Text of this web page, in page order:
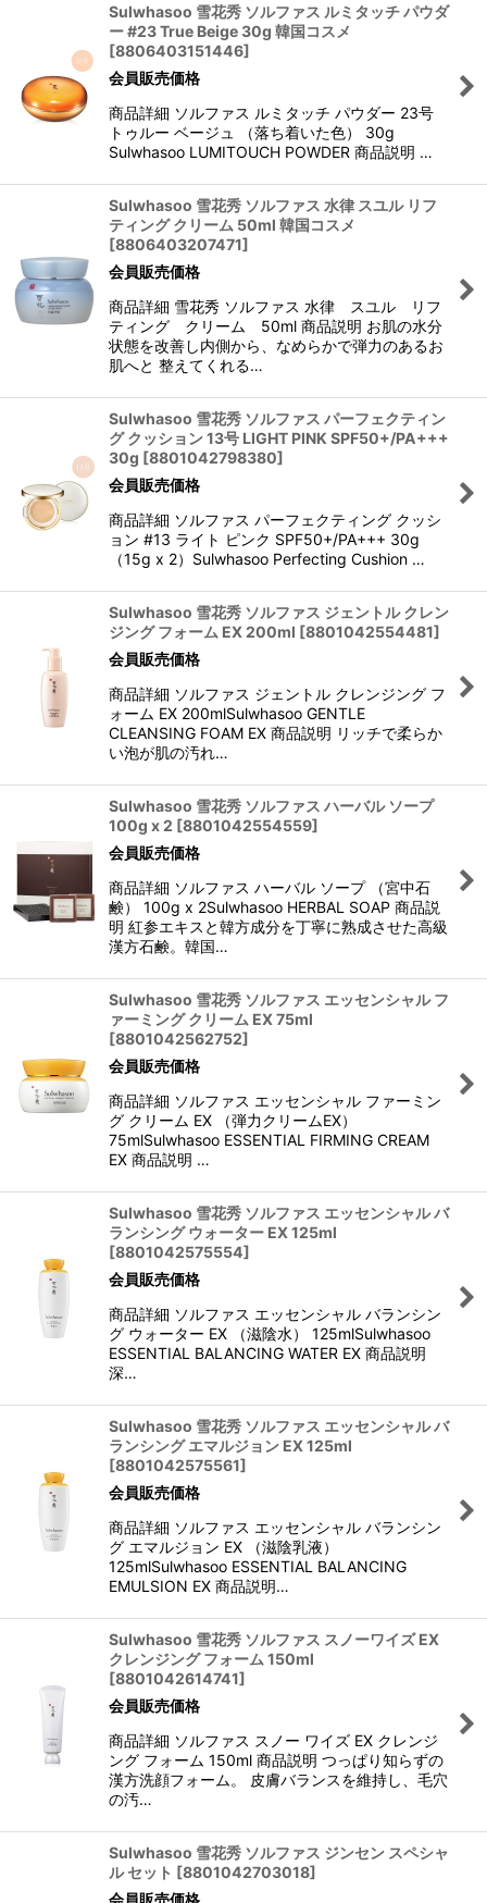
Sulwhasoo 雪花秀 ソルファス ルミタッチ パウダ
ー #23 True Beige 30g 韓国コスメ
[8806403151446]
会員販売価格
商品詳細 ソルファス ルミタッチ パウダー 23号
トゥルー ベージュ （落ち着いた色） 30g
Sulwhasoo LUMITOUCH POWDER 商品説明 …
Sulwhasoo 雪花秀 ソルファス 水律 スユル リフ
ティング クリーム 50ml 韓国コスメ
[8806403207471]
会員販売価格
商品詳細 雪花秀 ソルファス 水律 スユル リフ
ティング クリーム 50ml 商品説明 お肌の水分
状態を改善し内側から、なめらかで弾力のあるお
肌へと 整えてくれる…
Sulwhasoo 雪花秀 ソルファス パーフェクティン
グ クッション 13号 LIGHT PINK SPF50+/PA+++
30g [8801042798380]
会員販売価格
商品詳細 ソルファス パーフェクティング クッシ
ョン #13 ライト ピンク SPF50+/PA+++ 30g
（15g x 2）Sulwhasoo Perfecting Cushion …
Sulwhasoo 雪花秀 ソルファス ジェントル クレン
ジング フォーム EX 200ml [8801042554481]
会員販売価格
商品詳細 ソルファス ジェントル クレンジング フ
ォーム EX 200mlSulwhasoo GENTLE
CLEANSING FOAM EX 商品説明 リッチで柔らか
い泡が肌の汚れ…
Sulwhasoo 雪花秀 ソルファス ハーバル ソープ
100g x 2 [8801042554559]
会員販売価格
商品詳細 ソルファス ハーバル ソープ （宮中石
鹸） 100g x 2Sulwhasoo HERBAL SOAP 商品説
明 紅参エキスと韓方成分を丁寧に熟成させた高級
漢方石鹸。韓国…
Sulwhasoo 雪花秀 ソルファス エッセンシャル フ
ァーミング クリーム EX 75ml
[8801042562752]
会員販売価格
商品詳細 ソルファス エッセンシャル ファーミン
グ クリーム EX （弾力クリームEX）
75mlSulwhasoo ESSENTIAL FIRMING CREAM
EX 商品説明 …
Sulwhasoo 雪花秀 ソルファス エッセンシャル バ
ランシング ウォーター EX 125ml
[8801042575554]
会員販売価格
商品詳細 ソルファス エッセンシャル バランシン
グ ウォーター EX （滋陰水） 125mlSulwhasoo
ESSENTIAL BALANCING WATER EX 商品説明
深…
Sulwhasoo 雪花秀 ソルファス エッセンシャル バ
ランシング エマルジョン EX 125ml
[8801042575561]
会員販売価格
商品詳細 ソルファス エッセンシャル バランシン
グ エマルジョン EX （滋陰乳液）
125mlSulwhasoo ESSENTIAL BALANCING
EMULSION EX 商品説明…
Sulwhasoo 雪花秀 ソルファス スノーワイズ EX
クレンジング フォーム 150ml
[8801042614741]
会員販売価格
商品詳細 ソルファス スノー ワイズ EX クレンジ
ング フォーム 150ml 商品説明 つっぱり知らずの
漢方洗顔フォーム。 皮膚バランスを維持し、毛穴
の汚…
Sulwhasoo 雪花秀 ソルファス ジンセン スペシャ
ル セット [8801042703018]
会員販売価格